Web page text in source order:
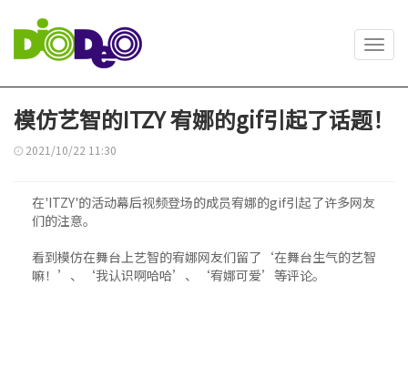
模仿艺智的ITZY 宥娜的gif引起了话题！
2021/10/22 11:30
在'ITZY'的活动幕后视频登场的成员宥娜的gif引起了许多网友
们的注意。
看到模仿在舞台上艺智的宥娜网友们留了‘在舞台生气的艺智
嘛！’、‘我认识啊哈哈’、‘宥娜可爱’等评论。